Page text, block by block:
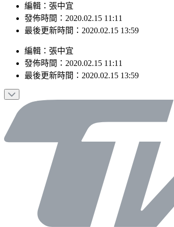
編輯：張中宜
發佈時間：2020.02.15 11:11
最後更新時間：2020.02.15 13:59
編輯 ： 張中宜
發佈時間： 2020.02.15 11:11
最後更新時間： 2020.02.15 13:59